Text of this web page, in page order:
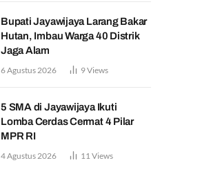
Bupati Jayawijaya Larang Bakar
Hutan, Imbau Warga 40 Distrik
Jaga Alam
6 Agustus 2026 9Views
5 SMA di Jayawijaya Ikuti
Lomba Cerdas Cermat 4 Pilar
MPR RI
4 Agustus 2026 11 Views